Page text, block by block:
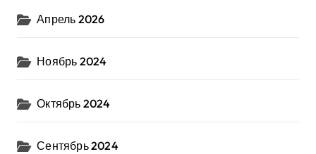
Апрель 2026
Ноябрь 2024
Октябрь 2024
Сентябрь 2024